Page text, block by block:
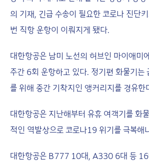
의 기재, 긴급 수송이 필요한 코로나 진단
번 직항 운항이 이뤄지게 됐다.
대한항공은 남미 노선의 허브인 마이애미
주간 6회 운항하고 있다. 정기편 화물기는
를 위해 중간 기착지인 앵커리지를 경유한
대한항공은 지난해부터 유휴 여객기를 화
적인 역발상으로 코로나19 위기를 극복해
대한항공은 B777 10대, A330 6대 등